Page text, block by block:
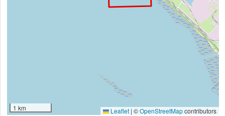
1 km Leaflet | ©OpenStreetMapcontributors